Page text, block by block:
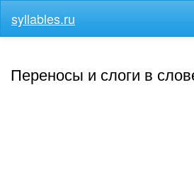
syllables.ru
Переносы и слоги в